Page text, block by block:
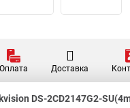
Оплата Доставка
DS-2CD2147G2-